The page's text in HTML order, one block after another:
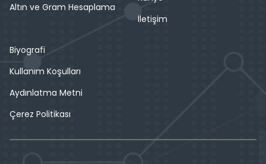
Altın ve Gram Hesaplama
İletişim
Biyografi
Kullanım Koşulları
Aydınlatma Metni
Çerez Politikası